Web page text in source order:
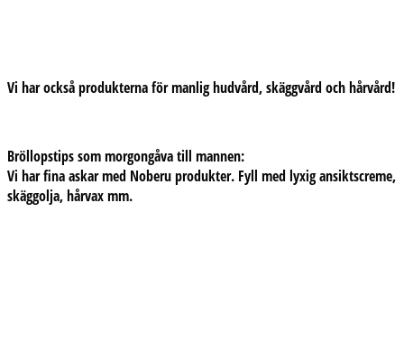
Vi har också produkterna för manlig hudvård, skäggvård och hårvård!
Bröllopstips som morgongåva till mannen:
Vi har fina askar med Noberu produkter. Fyll med lyxig ansiktscreme,
skäggolja, hårvax mm.